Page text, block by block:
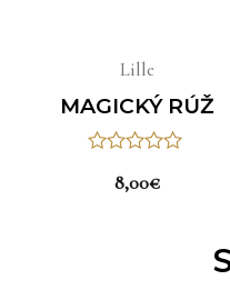
Lille
MAGICKÝ RÚŽ
Hodnotenie
8,00€